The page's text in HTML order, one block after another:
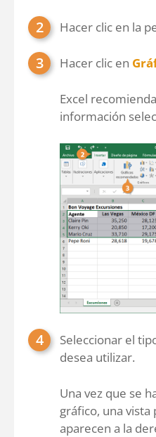
Hacer clic en la
Hacer clic en
Excel
información
Seleccionar el
desea utilizar.
Una vez que se
gráfico, una
aparecen a la